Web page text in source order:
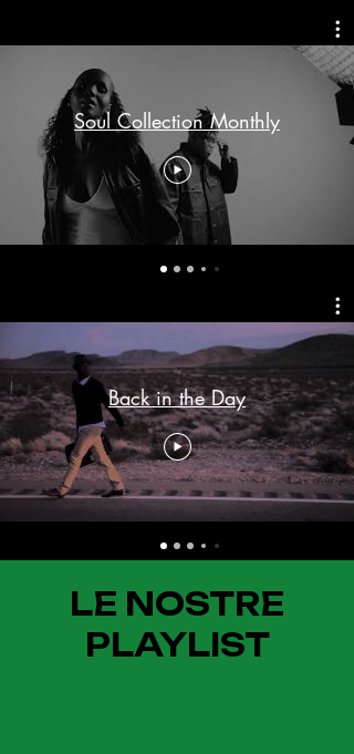
Soul Collection Monthly
Back in the Day
LE NOSTRE
PLAYLIST